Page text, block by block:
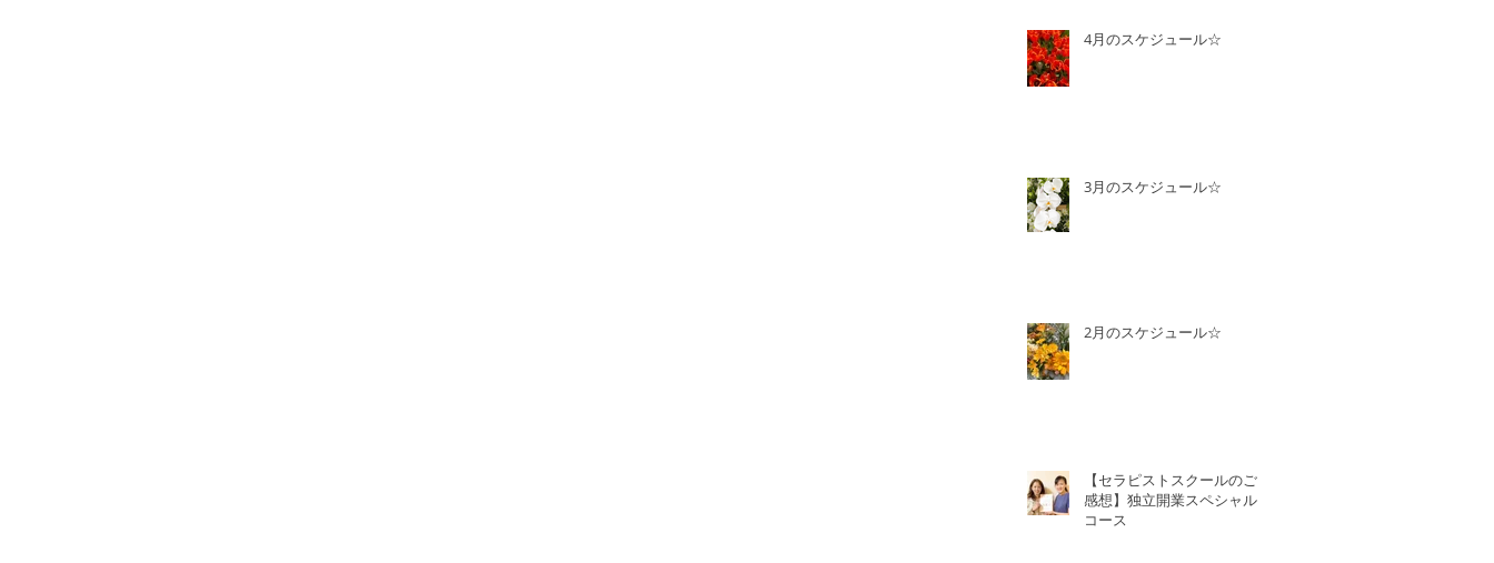
4月のスケジュール☆
3月のスケジュール☆
2月のスケジュール☆
【セラピストスクールのご
感想】独立開業スペシャル
コース